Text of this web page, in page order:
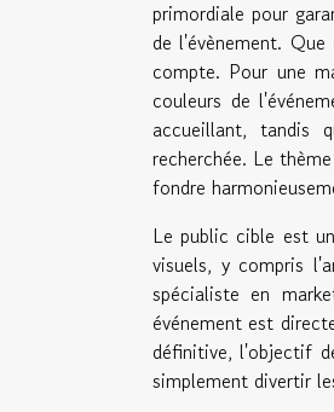
primordiale pour
de l'évènement.
compte. Pour une
couleurs de
accueillant, tandis
recherchée. Le
fondre
Le public cible est
visuels, y compris
spécialiste en
événement est
définitive, l'objectif
simplement divertir